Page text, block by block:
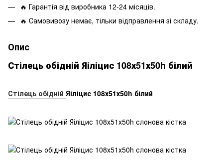
🔥 Гарантія від виробника 12-24 місяців.
🔥 Самовивозу немає, тільки відправлення зі складу.
Опис
Стілець обідній Яіліцис 108х51х50h білий
Стілець обідній Яіліцис 108х51х50h білий